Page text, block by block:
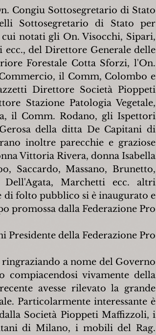
Congiu Sottosegretario di Stato
Sottosegretario di Stato per
notati gli On. Visocchi, Sipari,
ecc., del Direttore Generale delle
Forestale Cotta Sforzi, l'On.
il Comm, Colombo e
Direttore Società Pioppeti
Stazione Patologia Vegetale,
il Comm. Rodano, gli Ispettori
della ditta De Capitani di
inoltre parecchie e graziose
Vittoria Rivera, donna Isabella
Saccardo, Massano, Brunetto,
Dell'Agata, Marchetti ecc. altri
folto pubblico si è inaugurato e
promossa dalla Federazione Pro
della Federazione Pro
a nome del Governo
vivamente della
avesse rilevato la grande
Particolarmente interessante è
Società Pioppeti Maffizzoli, i
di Milano, i mobili del Rag.